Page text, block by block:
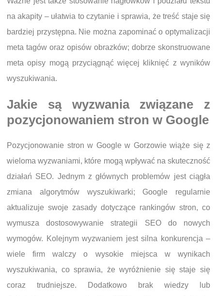
na akapity – ułatwia to czytanie i sprawia, że treść staje się
bardziej przystępna. Nie można zapominać o optymalizacji
meta tagów oraz opisów obrazków; dobrze skonstruowane
meta opisy mogą przyciągnąć więcej kliknięć z wyników
wyszukiwania.
Jakie są wyzwania związane z
pozycjonowaniem stron w Google
Pozycjonowanie stron w Google w Gorzowie wiąże się z
wieloma wyzwaniami, które mogą wpływać na skuteczność
działań SEO. Jednym z głównych problemów jest ciągła
zmiana algorytmów wyszukiwarki; Google regularnie
aktualizuje swoje zasady dotyczące rankingów stron, co
wymusza dostosowywanie strategii SEO do nowych
wymogów. Kolejnym wyzwaniem jest silna konkurencja –
wiele firm walczy o wysokie miejsca w wynikach
wyszukiwania, co sprawia, że wyróżnienie się staje się
coraz trudniejsze. Dodatkowo brak wiedzy lub